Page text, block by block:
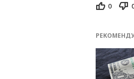
0